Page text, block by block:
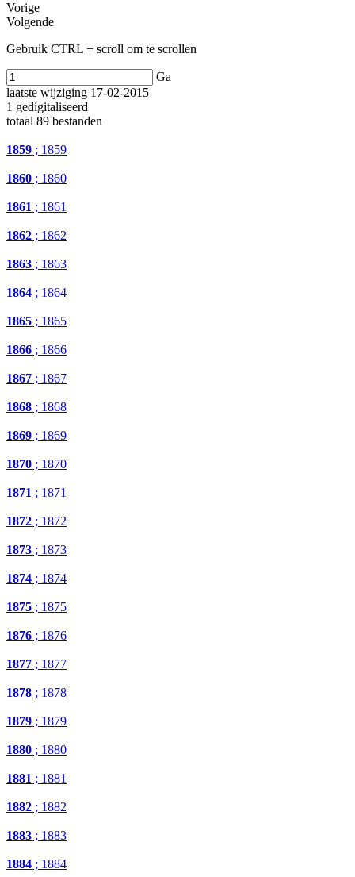
Vorige
Volgende
Gebruik CTRL + scroll om te scrollen
Ga
laatste wijziging 17-02-2015
1 gedigitaliseerd
totaal 89 bestanden
1859 ; 1859
1860 ; 1860
1861 ; 1861
1862 ; 1862
1863 ; 1863
1864 ; 1864
1865 ; 1865
1866 ; 1866
1867 ; 1867
1868 ; 1868
1869 ; 1869
1870 ; 1870
1871 ; 1871
1872 ; 1872
1873 ; 1873
1874 ; 1874
1875 ; 1875
1876 ; 1876
1877 ; 1877
1878 ; 1878
1879 ; 1879
1880 ; 1880
1881 ; 1881
1882 ; 1882
1883 ; 1883
1884 ; 1884